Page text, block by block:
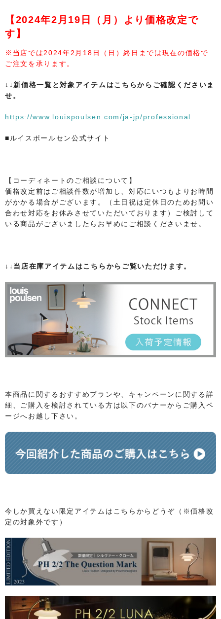
【2024年2月19日（月）より価格改定で
す】
※当店では2024年2月18日（日）終日までは現在の価格で
ご注文を承ります。
↓↓新価格一覧と対象アイテムはこちらからご確認くださいま
せ。
https://www.louispoulsen.com/ja-jp/professional
■ルイスポールセン公式サイト
【コーディネートのご相談について】
価格改定前はご相談件数が増加し、対応にいつもよりお時間
がかかる場合がございます。（土日祝は定休日のためお問い
合わせ対応をお休みさせていただいております）ご検討して
いる商品がございましたらお早めにご相談くださいませ。
↓↓当店在庫アイテムはこちらからご覧いただけます。
本商品に関するおすすめプランや、キャンペーンに関する詳
細、ご購入を検討されている方は以下のバナーからご購入ペ
ージへお越し下さい。​
今しか買えない限定アイテムはこちらからどうぞ（※価格改
定の対象外です）